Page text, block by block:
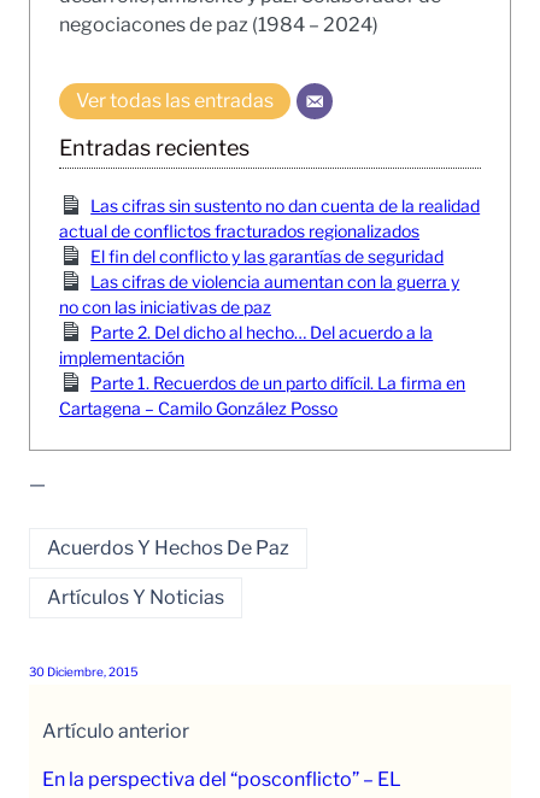
negociacones de paz (1984 – 2024)
Ver todas las entradas
Entradas recientes
Las cifras sin sustento no dan cuenta de la realidad
actual de conflictos fracturados regionalizados
El fin del conflicto y las garantías de seguridad
Las cifras de violencia aumentan con la guerra y
no con las iniciativas de paz
Parte 2. Del dicho al hecho… Del acuerdo a la
implementación
Parte 1. Recuerdos de un parto difícil. La firma en
Cartagena – Camilo González Posso
—
Acuerdos Y Hechos De Paz
Artículos Y Noticias
30 Diciembre, 2015
Artículo anterior
En la perspectiva del “posconflicto” – EL